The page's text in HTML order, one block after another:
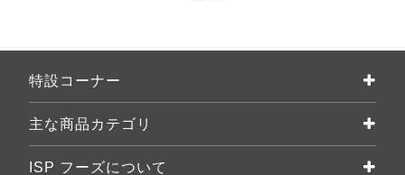
特設コーナー
主な商品カテゴリ
ISP フーズについて